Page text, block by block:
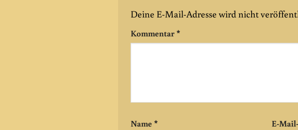
Deine E-Mail-Adresse wird nicht
Kommentar*
Name* E-